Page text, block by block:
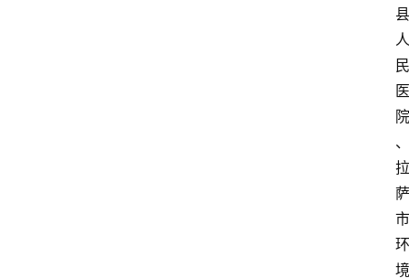
县
人
民
医
院
、
拉
萨
市
环
境